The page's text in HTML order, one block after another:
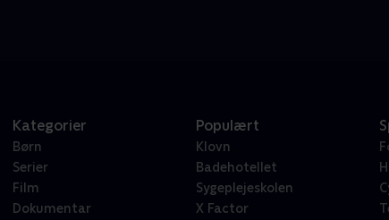
Kategorier
Børn
Serier
Film
Dokumentar
Populært
Klovn
Badehotellet
Sygeplejeskolen
X Factor